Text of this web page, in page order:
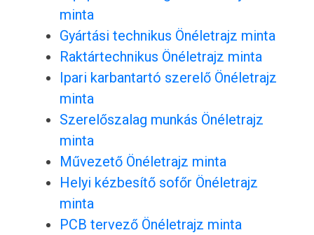
minta
Gyártási technikus Önéletrajz minta
Raktártechnikus Önéletrajz minta
Ipari karbantartó szerelő Önéletrajz
minta
Szerelőszalag munkás Önéletrajz
minta
Művezető Önéletrajz minta
Helyi kézbesítő sofőr Önéletrajz
minta
PCB tervező Önéletrajz minta